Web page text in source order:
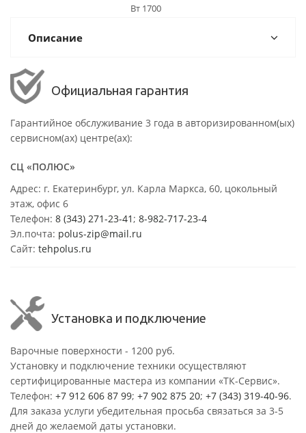
Вт 1700
Описание
Официальная гарантия
Гарантийное обслуживание 3 года в авторизированном(ых)
сервисном(ах) центре(ах):
СЦ «ПОЛЮС»
Адрес: г. Екатеринбург, ул. Карла Маркса, 60, цокольный
этаж, офис 6
Телефон: 8 (343) 271-23-41 ; 8-982-717-23-4
Эл.почта: polus-zip@mail.ru
Сайт: tehpolus.ru
Установка и подключение
Варочные поверхности - 1200 руб.
Установку и подключение техники осуществляют
сертифицированные мастера из компании «ТК-Сервис».
Телефон: +7 912 606 87 99; +7 902 875 20; +7 (343) 319-40-96.
Для заказа услуги убедительная просьба связаться за 3-5
дней до желаемой даты установки.